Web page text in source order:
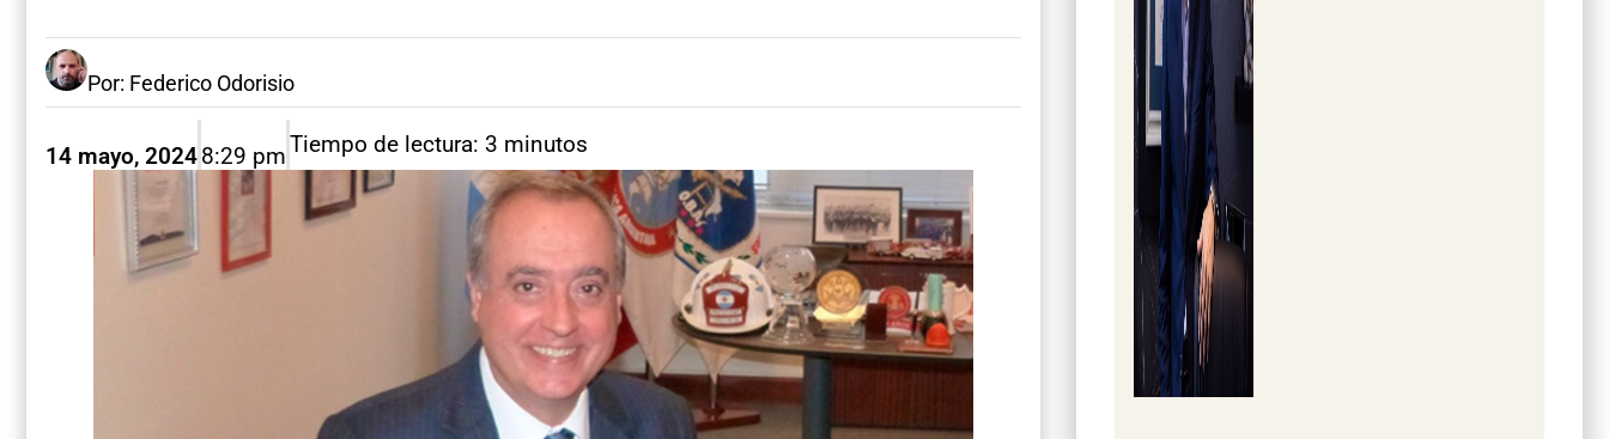
Por: Federico Odorisio
14 mayo, 20248:29 pmTiempo de lectura: 3 minutos